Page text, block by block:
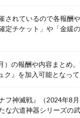
されているので各報酬
定チケット」や「金緩
）の報酬や内容まとめ
』を加入可能となって
フ神滅戦』（2024年8
な六道神器シリーズの